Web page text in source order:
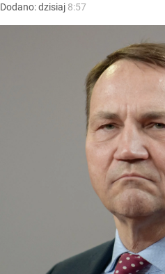
Dodano:dzisiaj 8:57